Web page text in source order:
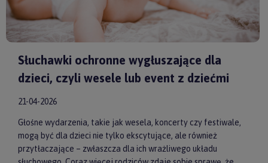
Słuchawki ochronne wygłuszające dla
dzieci, czyli wesele lub event z dziećmi
21-04-2026
Głośne wydarzenia, takie jak wesela, koncerty czy festiwale,
mogą być dla dzieci nie tylko ekscytujące, ale również
przytłaczające – zwłaszcza dla ich wrażliwego układu